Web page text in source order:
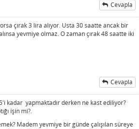
Cevapla
çırak 3 lira alıyor. Usta 30 saatte ancak bir
yevmiye olmaz. O zaman çırak 48 saatte iki
Cevapla
kadar yapmaktadır derken ne kast ediliyor?
işin mi?.
Madem yevmiye bir günde çalışılan süreye